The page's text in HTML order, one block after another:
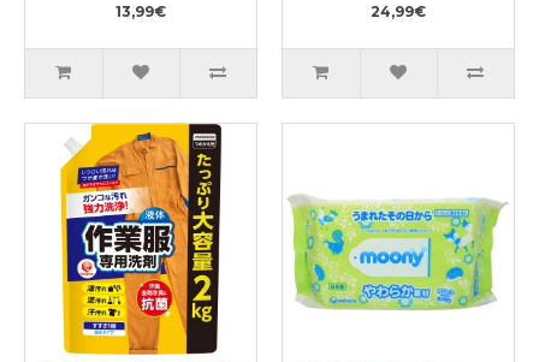
13,99€ 24,99€